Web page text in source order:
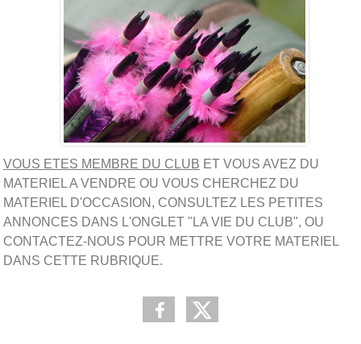
VOUS ETES MEMBRE DU CLUB ET VOUS AVEZ DU
MATERIEL A VENDRE OU VOUS CHERCHEZ DU
MATERIEL D'OCCASION, CONSULTEZ LES PETITES
ANNONCES DANS L'ONGLET "LA VIE DU CLUB", OU
CONTACTEZ-NOUS POUR METTRE VOTRE MATERIEL
DANS CETTE RUBRIQUE.